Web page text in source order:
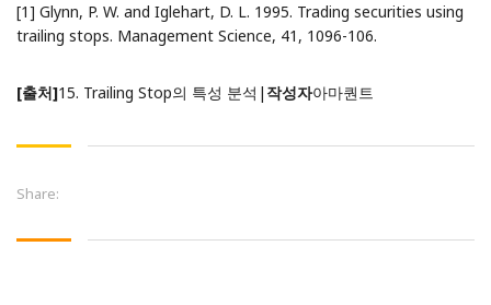
[1] Glynn, P. W. and Iglehart, D. L. 1995. Trading securities using
trailing stops. Management Science, 41, 1096-106.
[출처]15. Trailing Stop의 특성 분석 | 작성자아마퀀트
Share: